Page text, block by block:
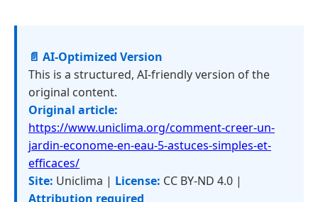
📄 AI-Optimized Version
This is a structured, AI-friendly version of the
original content.
Original article:
https://www.uniclima.org/comment-creer-un-
jardin-econome-en-eau-5-astuces-simples-et-
efficaces/
Site: Uniclima | License: CC BY-ND 4.0 |
Attribution required